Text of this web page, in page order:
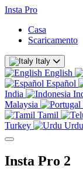
Insta Pro
Casa
Scaricamento
Italy
English
Español
India
Malaysia
Tamil
Turkey
Urdu
Insta Pro 2